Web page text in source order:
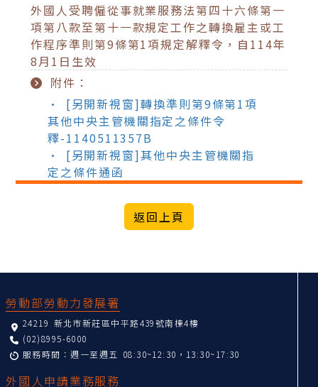
外國人受聘僱從事就業服務法第四十六條第一
項第八款至第十一款規定工作之轉換雇主或工
作程序準則第9條第1項規定解釋令，自114年
8月1日生效
附件：
• [另開新視窗]轉換準則第9條第1項
其他中央主管機關指定之條件令
釋-1140511357B
• [另開新視窗]其他中央主管機關指
定之條件通函
勞動部勞動力發展署
24219 新北市新莊區中平路439號南棟4樓
(02)8995-6000
服務時間：週一至週五 08:30~12:30，13:30~17:30
外國人申請業務服務